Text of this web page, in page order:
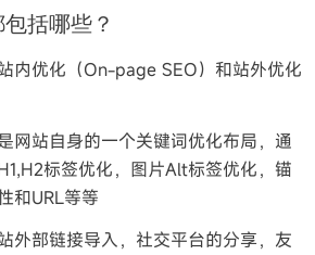
括哪些？
内优化（On-page SEO）和站外优化
网站自身的一个关键词优化布局，通
标签优化，图片Alt标签优化，锚
和URL等等
外部链接导入，社交平台的分享，友